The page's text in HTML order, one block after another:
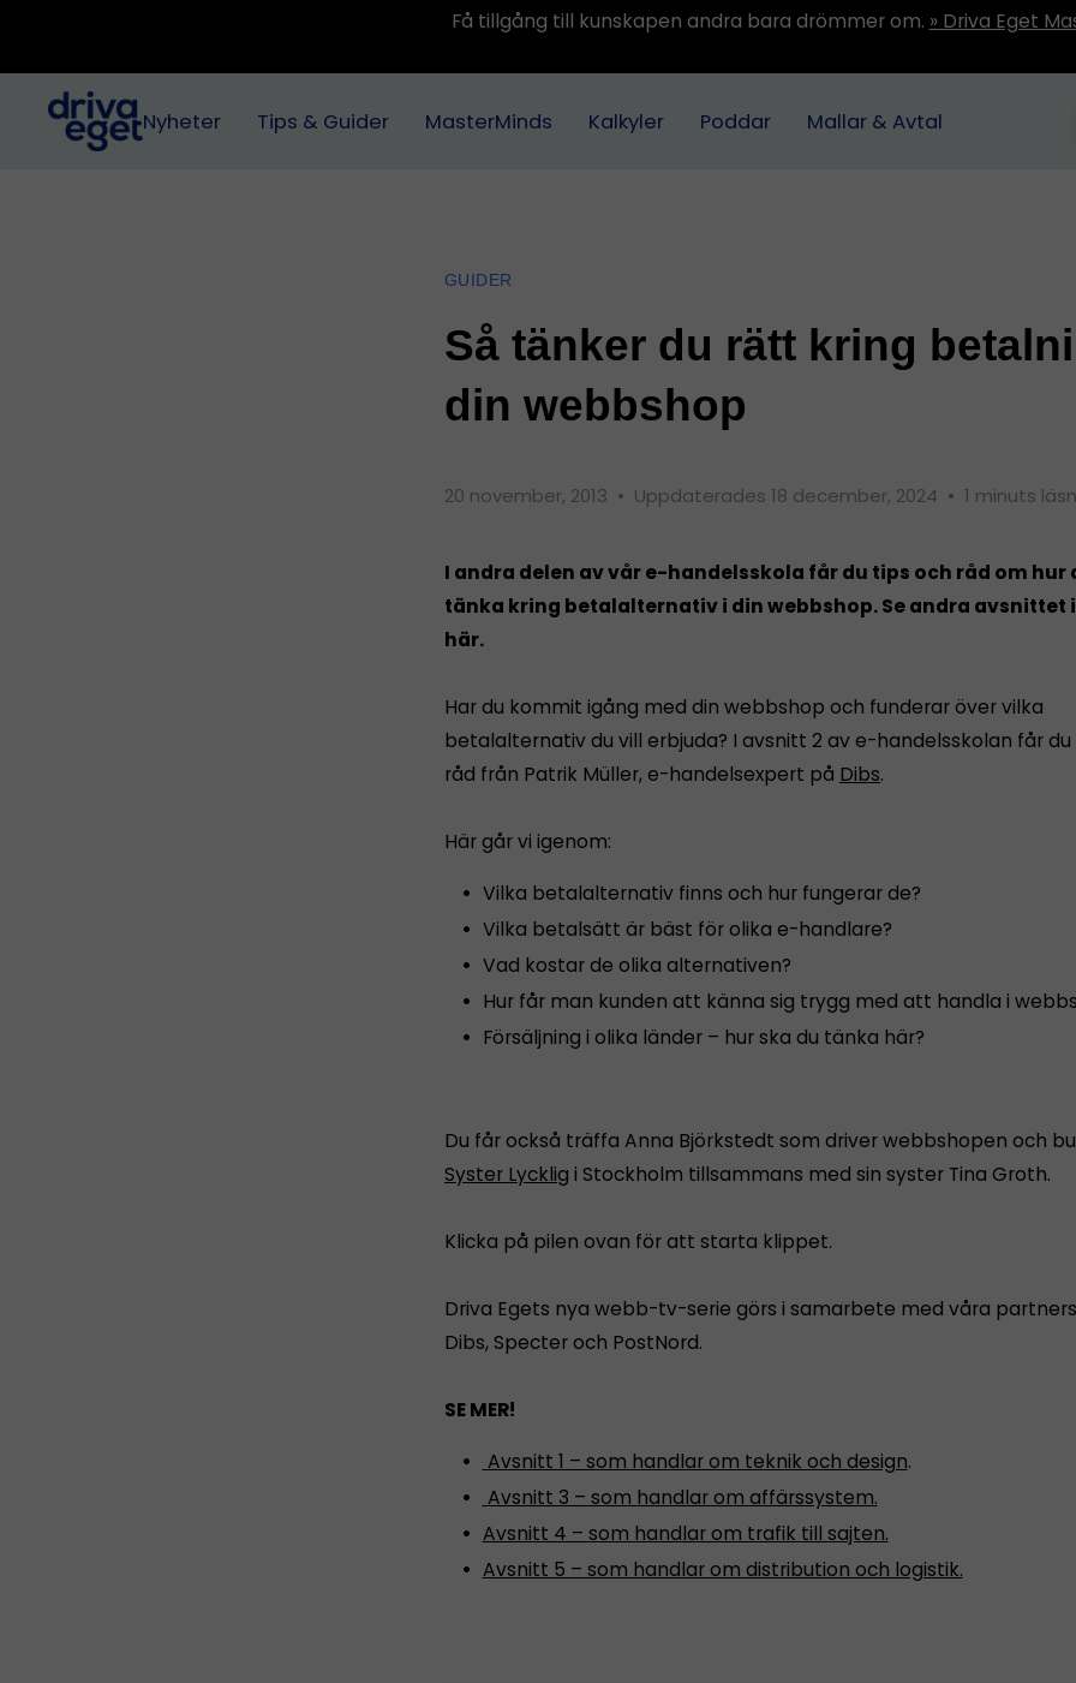
Få tillgång till kunskapen andra bara drömmer om. » Driva Eget
Nyheter Tips & Guider MasterMinds Kalkyler Poddar Mallar & Avtal
GUIDER
Så tänker du rätt kring
din webbshop
20 november, 2013 • Uppdaterades 18 december, 2024 • 1 minuts
I andra delen av vår e-handelsskola får du tips och råd om hur
tänka kring betalalternativ i din webbshop. Se andra avsnittet
här.
Har du kommit igång med din webbshop och funderar över vilka
betalalternativ du vill erbjuda? I avsnitt 2 av e-handelsskolan får
råd från Patrik Müller, e-handelsexpert på Dibs.
Här går vi igenom:
Vilka betalalternativ finns och hur fungerar de?
Vilka betalsätt är bäst för olika e-handlare?
Vad kostar de olika alternativen?
Hur får man kunden att känna sig trygg med att handla i
Försäljning i olika länder – hur ska du tänka här?
Du får också träffa Anna Björkstedt som driver webbshopen och
Syster Lycklig i Stockholm tillsammans med sin syster Tina Groth.
Klicka på pilen ovan för att starta klippet.
Driva Egets nya webb-tv-serie görs i samarbete med våra
Dibs, Specter och PostNord.
SE MER!
Avsnitt 1 – som handlar om teknik och design.
Avsnitt 3 – som handlar om affärssystem.
Avsnitt 4 – som handlar om trafik till sajten.
Avsnitt 5 – som handlar om distribution och logistik.